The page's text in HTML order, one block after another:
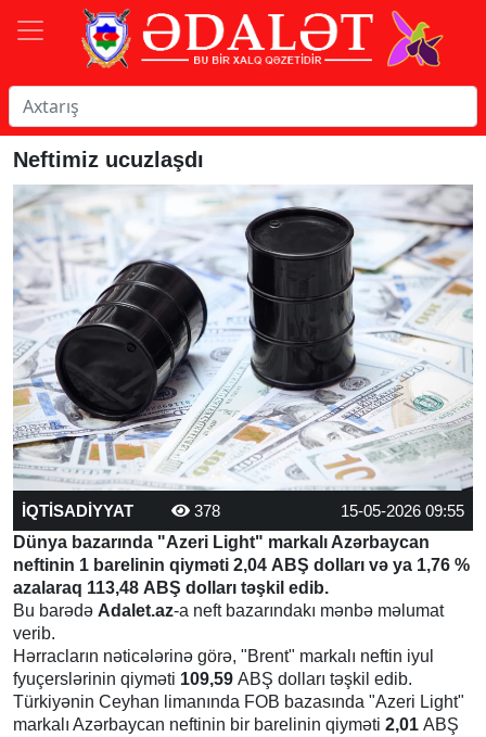
Neftimiz ucuzlaşdı
İQTİSADİYYAT 378
15-05-2026 09:55
Dünya bazarında "Azeri Light" markalı Azərbaycan
neftinin 1 barelinin qiyməti 2,04 ABŞ dolları və ya 1,76 %
azalaraq 113,48 ABŞ dolları təşkil edib.
Bu barədə Adalet.az-a neft bazarındakı mənbə məlumat
verib.
Hərracların nəticələrinə görə, "Brent" markalı neftin iyul
fyuçerslərinin qiyməti 109,59 ABŞ dolları təşkil edib.
Türkiyənin Ceyhan limanında FOB bazasında "Azeri Light"
markalı Azərbaycan neftinin bir barelinin qiyməti 2,01 ABŞ